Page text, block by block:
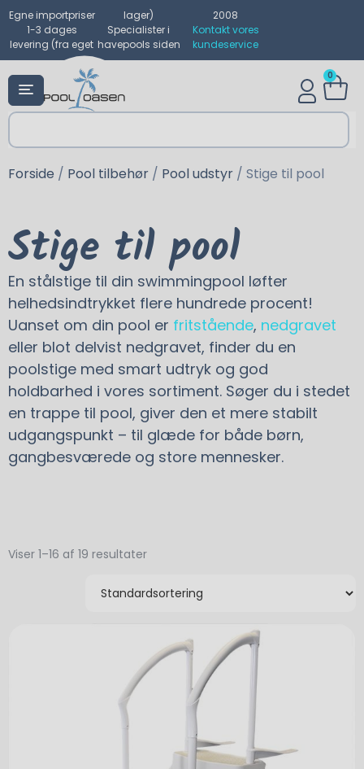
Egne importpriser
1-3 dages
levering (fra eget
lager)
Specialister i
havepools siden
2008
Kontakt vores
kundeservice
0
Forside / Pool tilbehør / Pool udstyr / Stige til pool
Stige til pool
En stålstige til din swimmingpool løfter
helhedsindtrykket flere hundrede procent!
Uanset om din pool er fritstående, nedgravet
eller blot delvist nedgravet, finder du en
poolstige med smart udtryk og god
holdbarhed i vores sortiment. Søger du i stedet
en trappe til pool, giver den et mere stabilt
udgangspunkt – til glæde for både børn,
gangbesværede og store mennesker.
Viser 1–16 af 19 resultater